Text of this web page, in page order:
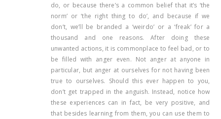
do, or because there’s a common belief that it’s ‘the
norm’ or ‘the right thing to do’, and because if we
don’t, we’ll be branded a ‘weirdo’ or a ‘freak’ for a
thousand and one reasons. After doing these
unwanted actions, it is commonplace to feel bad, or to
be filled with anger even. Not anger at anyone in
particular, but anger at ourselves for not having been
true to ourselves. Should this ever happen to you,
don’t get trapped in the anguish. Instead, notice how
these experiences can in fact, be very positive, and
that besides learning from them, you can use them to